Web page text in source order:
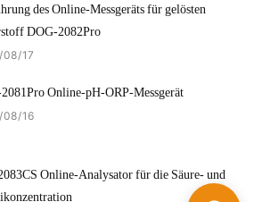
des Online-Messgeräts für gelösten
DOG-2082Pro
08 17
Online-pH-ORP-Messgerät
08 16
Online-Analysator für die Säure- und